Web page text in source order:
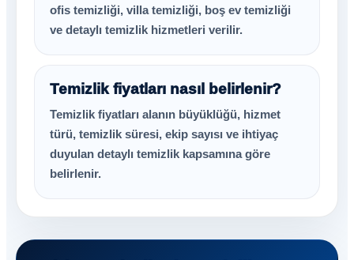
ofis temizliği, villa temizliği, boş ev temizliği
ve detaylı temizlik hizmetleri verilir.
Temizlik fiyatları nasıl belirlenir?
Temizlik fiyatları alanın büyüklüğü, hizmet
türü, temizlik süresi, ekip sayısı ve ihtiyaç
duyulan detaylı temizlik kapsamına göre
belirlenir.